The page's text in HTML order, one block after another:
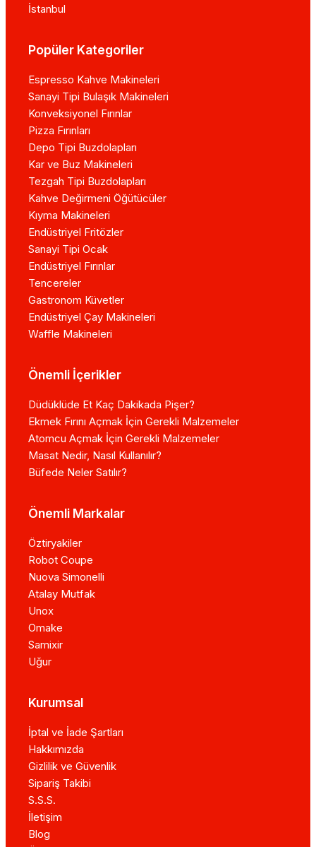
İstanbul
Popüler Kategoriler
Espresso Kahve Makineleri
Sanayi Tipi Bulaşık Makineleri
Konveksiyonel Fırınlar
Pizza Fırınları
Depo Tipi Buzdolapları
Kar ve Buz Makineleri
Tezgah Tipi Buzdolapları
Kahve Değirmeni Öğütücüler
Kıyma Makineleri
Endüstriyel Fritözler
Sanayi Tipi Ocak
Endüstriyel Fırınlar
Tencereler
Gastronom Küvetler
Endüstriyel Çay Makineleri
Waffle Makineleri
Önemli İçerikler
Düdüklüde Et Kaç Dakikada Pişer?
Ekmek Fırını Açmak İçin Gerekli Malzemeler
Atomcu Açmak İçin Gerekli Malzemeler
Masat Nedir, Nasıl Kullanılır?
Büfede Neler Satılır?
Önemli Markalar
Öztiryakiler
Robot Coupe
Nuova Simonelli
Atalay Mutfak
Unox
Omake
Samixir
Uğur
Kurumsal
İptal ve İade Şartları
Hakkımızda
Gizlilik ve Güvenlik
Sipariş Takibi
S.S.S.
İletişim
Blog